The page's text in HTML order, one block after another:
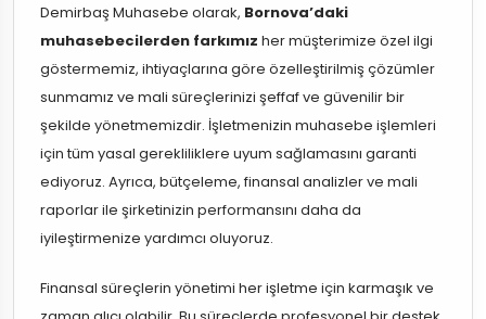
Demirbaş Muhasebe olarak, Bornova’daki
muhasebecilerden farkımız her müşterimize özel ilgi
göstermemiz, ihtiyaçlarına göre özelleştirilmiş çözümler
sunmamız ve mali süreçlerinizi şeffaf ve güvenilir bir
şekilde yönetmemizdir. İşletmenizin muhasebe işlemleri
için tüm yasal gerekliliklere uyum sağlamasını garanti
ediyoruz. Ayrıca, bütçeleme, finansal analizler ve mali
raporlar ile şirketinizin performansını daha da
iyileştirmenize yardımcı oluyoruz.
Finansal süreçlerin yönetimi her işletme için karmaşık ve